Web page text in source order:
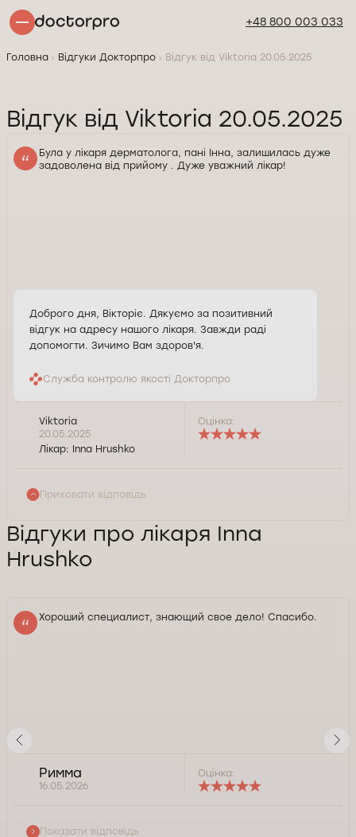
+48 800 003 033
Головна Відгуки Докторпро Відгук від Viktoria 20.05.2025
Відгук від Viktoria 20.05.2025
Була у лікаря дерматолога, пані Інна, залишилась дуже
задоволена від прийому . Дуже уважний лікар!
Доброго дня, Вікторіє. Дякуємо за позитивний
відгук на адресу нашого лікаря. Завжди раді
допомогти. Зичимо Вам здоров'я.
Служба контролю якості Докторпро
Viktoria
20.05.2025
Лікар: Inna Hrushko
Оцінка:
Приховати відповідь
Відгуки про лікаря Inna
Hrushko
Хороший специалист, знающий свое дело! Спасибо.
Римма
16.05.2026
Оцінка:
Показати відповідь